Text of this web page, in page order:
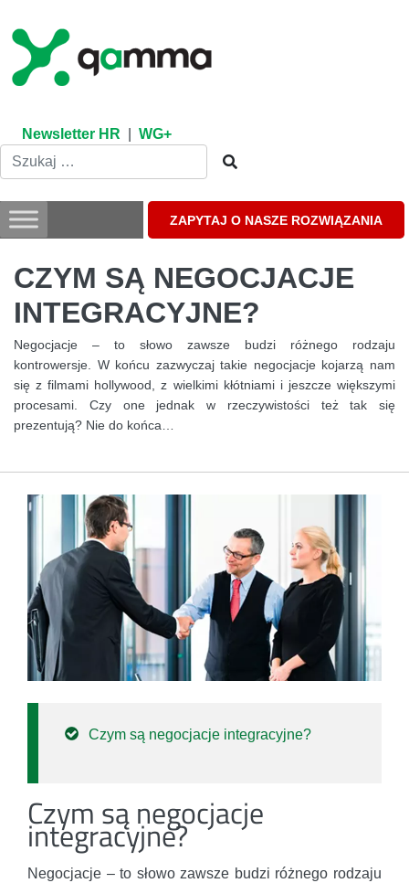
content
Newsletter HR WG+
ZAPYTAJ O NASZE ROZWIĄZANIA
CZYM SĄ NEGOCJACJE
INTEGRACYJNE?
Negocjacje – to słowo zawsze budzi różnego rodzaju
kontrowersje. W końcu zazwyczaj takie negocjacje kojarzą nam
się z filmami hollywood, z wielkimi kłótniami i jeszcze większymi
procesami. Czy one jednak w rzeczywistości też tak się
prezentują? Nie do końca…
Czym są negocjacje integracyjne?
Czym są negocjacje
integracyjne?
Negocjacje – to słowo zawsze budzi różnego rodzaju